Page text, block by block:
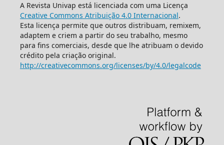
A Revista Univap está licenciada com uma Licença
Creative Commons Atribuição 4.0 Internacional.
Esta licença permite que outros distribuam, remixem,
adaptem e criem a partir do seu trabalho, mesmo
para fins comerciais, desde que lhe atribuam o devido
crédito pela criação original.
http://creativecommons.org/licenses/by/4.0/legalcode